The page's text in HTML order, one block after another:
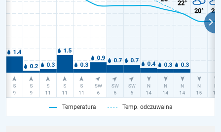
Temperatura Temp. odczuwalna